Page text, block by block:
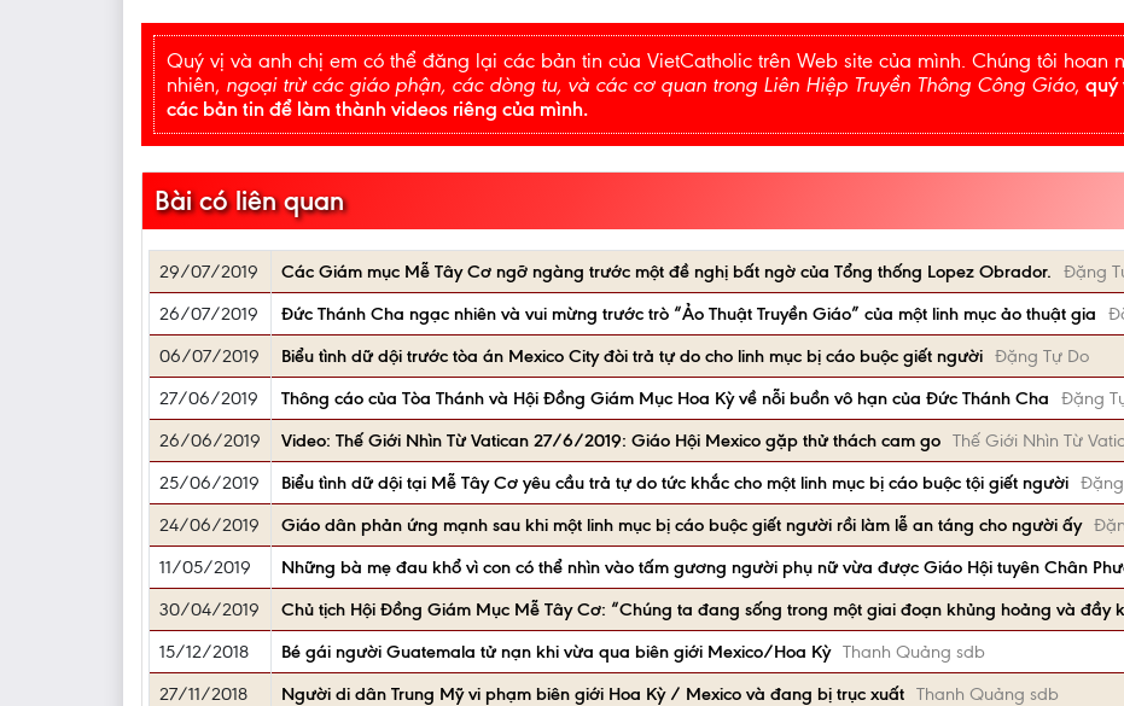
Quý vị và anh chị em có thể đăng lại các bản tin của VietCatholic trên Web site của mình. Chúng tôi hoan
nhiên, ngoại trừ các giáo phận, các dòng tu, và các cơ quan trong Liên Hiệp Truyền Thông Công Giáo, quý
các bản tin để làm thành videos riêng của mình.
Bài có liên quan
29/07/2019 Các Giám mục Mễ Tây Cơ ngỡ ngàng trước một đề nghị bất ngờ của Tổng thống Lopez Obrador.
Đặng
26/07/2019
Đức Thánh Cha ngạc nhiên và vui mừng trước trò “Ảo Thuật Truyền Giáo” của một linh mục ảo thuật gia
06/07/2019
Biểu tình dữ dội trước tòa án Mexico City đòi trả tự do cho linh mục bị cáo buộc giết người Đặng Tự Do
27/06/2019
Thông cáo của Tòa Thánh và Hội Đồng Giám Mục Hoa Kỳ về nỗi buồn vô hạn của Đức Thánh Cha
Đặng
26/06/2019
Video: Thế Giới Nhìn Từ Vatican 27/6/2019: Giáo Hội Mexico gặp thử thách cam go Thế Giới Nhìn Từ
25/06/2019
Biểu tình dữ dội tại Mễ Tây Cơ yêu cầu trả tự do tức khắc cho một linh mục bị cáo buộc tội giết người
24/06/2019
Giáo dân phản ứng mạnh sau khi một linh mục bị cáo buộc giết người rồi làm lễ an táng cho người ấy
11/05/2019
Những bà mẹ đau khổ vì con có thể nhìn vào tấm gương người phụ nữ vừa được Giáo Hội tuyên Chân
30/04/2019
Chủ tịch Hội Đồng Giám Mục Mễ Tây Cơ: “Chúng ta đang sống trong một giai đoạn khủng hoảng và đầy
15/12/2018
Bé gái người Guatemala tử nạn khi vừa qua biên giới Mexico/Hoa Kỳ Thanh Quảng sdb
27/11/2018
Người di dân Trung Mỹ vi phạm biên giới Hoa Kỳ / Mexico và đang bị trục xuất Thanh Quảng sdb